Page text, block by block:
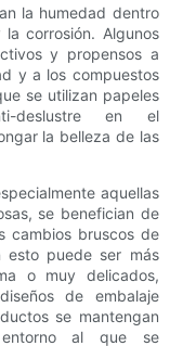
la humedad dentro
corrosión. Algunos
y propensos a
y a los compuestos
se utilizan papeles
deslustre en el
la belleza de las
aquellas
se benefician de
cambios bruscos de
esto puede ser más
o muy delicados,
de embalaje
se mantengan
entorno al que se